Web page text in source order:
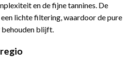
en de fijne tannines. De
lichte filtering, waardoor de pure
behouden blijft.